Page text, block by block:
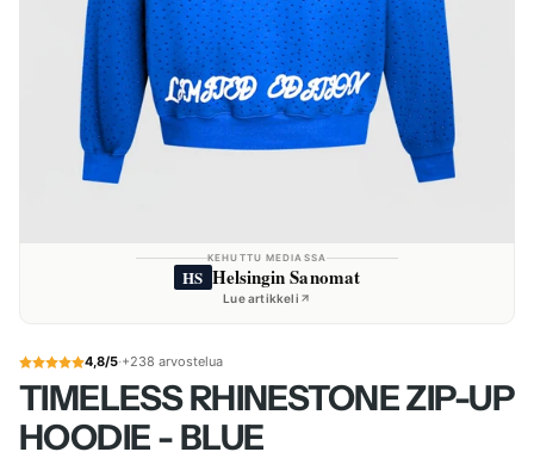
KEHUTTU MEDIASSA
HS Helsingin Sanomat
Lue artikkeli
4,8/5·+238 arvostelua
TIMELESS RHINESTONE ZIP-UP
HOODIE - BLUE